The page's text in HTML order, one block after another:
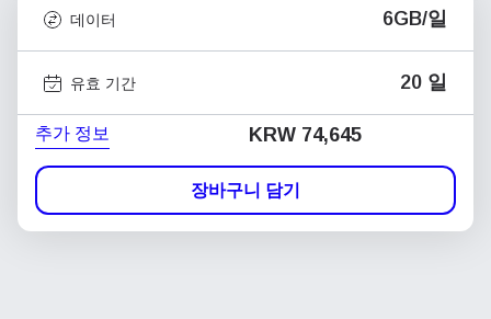
데이터 6GB/일
유효 기간 20 일
추가 정보 KRW 74,645
장바구니 담기